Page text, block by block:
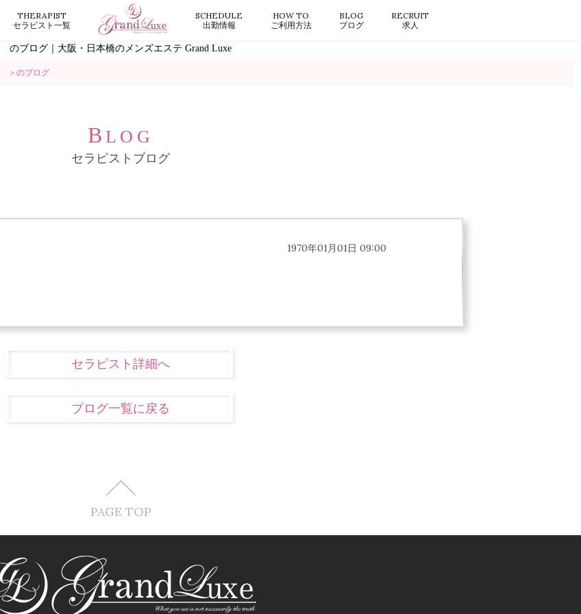
THERAPIST
セラピスト一覧
SCHEDULE
出勤情報
HOW TO
ご利用方法
BLOG
ブログ
RECRUIT
求人
のブログ｜大阪・日本橋のメンズエステ Grand Luxe
のブログ
BLOG
セラピストブログ
1970年01月01日 09:00
セラピスト詳細へ
ブログ一覧に戻る
PAGE TOP